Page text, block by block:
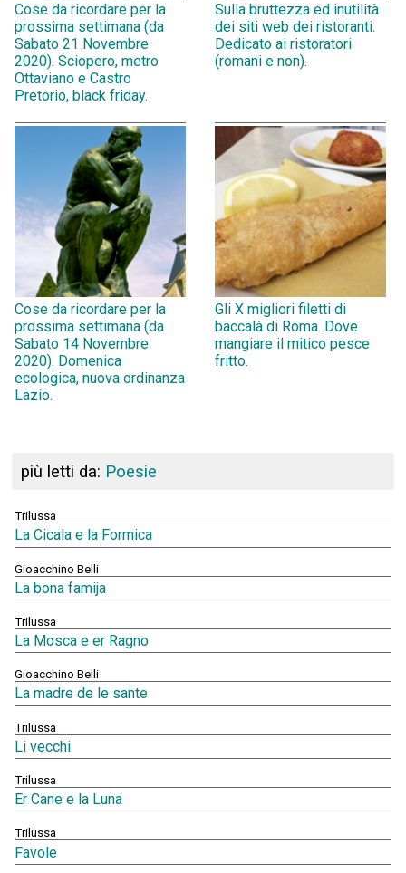
Cose da ricordare per la
prossima settimana (da
Sabato 21 Novembre
2020). Sciopero, metro
Ottaviano e Castro
Pretorio, black friday.
Sulla bruttezza ed inutilità
dei siti web dei ristoranti.
Dedicato ai ristoratori
(romani e non).
Cose da ricordare per la
prossima settimana (da
Sabato 14 Novembre
2020). Domenica
ecologica, nuova ordinanza
Lazio.
Gli X migliori filetti di
baccalà di Roma. Dove
mangiare il mitico pesce
fritto.
più letti da: Poesie
Trilussa
La Cicala e la Formica
Gioacchino Belli
La bona famija
Trilussa
La Mosca e er Ragno
Gioacchino Belli
La madre de le sante
Trilussa
Li vecchi
Trilussa
Er Cane e la Luna
Trilussa
Favole